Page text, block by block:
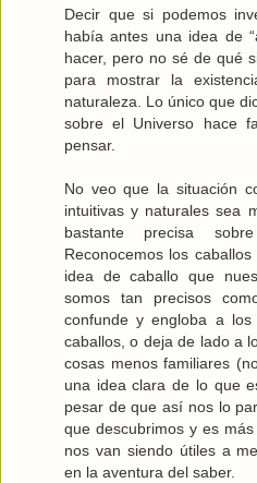
Decir que si podemos
había antes una idea de
hacer, pero no sé de qué
para mostrar la
naturaleza. Lo único que
sobre el Universo hace
pensar.
No veo que la situación
intuitivas y naturales sea
bastante precisa
Reconocemos los
idea de caballo que
somos tan precisos
confunde y engloba a
caballos, o deja de lado a
cosas menos familiares
una idea clara de lo que
pesar de que así nos lo
que descubrimos y es
nos van siendo útiles a
en la aventura del saber.